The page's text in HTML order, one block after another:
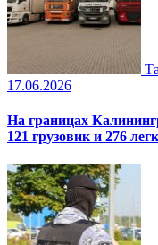
17.06.2026
На границах
121 грузовик и 276